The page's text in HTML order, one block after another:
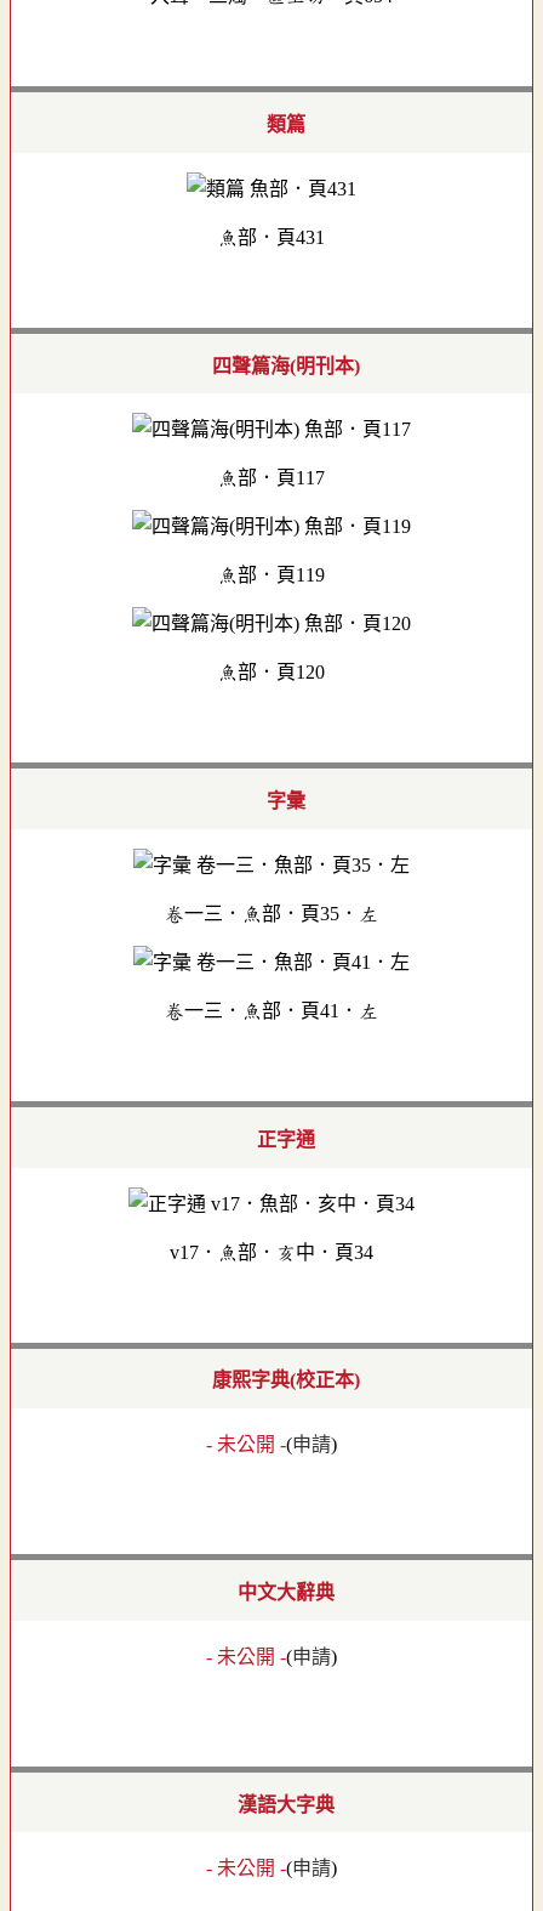
類篇
魚部．頁431
四聲篇海(明刊本)
魚部．頁117
魚部．頁119
魚部．頁120
字彙
卷一三．魚部．頁35．左
卷一三．魚部．頁41．左
正字通
v17．魚部．亥中．頁34
康熙字典(校正本)
- 未公開 -(申請)
中文大辭典
- 未公開 -(申請)
漢語大字典
- 未公開 -(申請)